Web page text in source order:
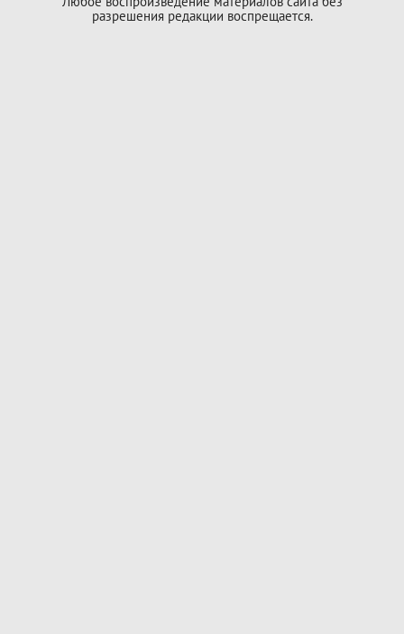
разрешения редакции воспрещается.